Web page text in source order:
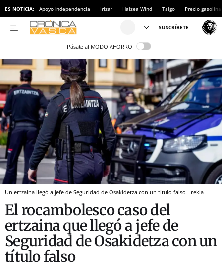
ES NOTICIA: Apoyo independencia Irizar Haizea Wind Talgo Precio gasolina
Pásate al MODO AHORRO
Un ertzaina llegó a jefe de Seguridad de Osakidetza con un título falso Irekia
El rocambolesco caso del
ertzaina que llegó a jefe de
Seguridad de Osakidetza con un
título falso